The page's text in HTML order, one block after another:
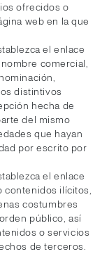
ofrecidos o
web en la que
el enlace
comercial,
distintivos
hecha de
del mismo
que hayan
por escrito por
el enlace
contenidos ilícitos,
costumbres
público, así
o servicios
de terceros.